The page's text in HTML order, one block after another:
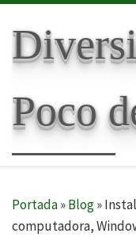
Poco
Portada»Blog»
computadora,